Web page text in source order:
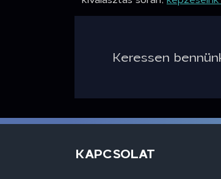
Keressen
KAPCSOLAT